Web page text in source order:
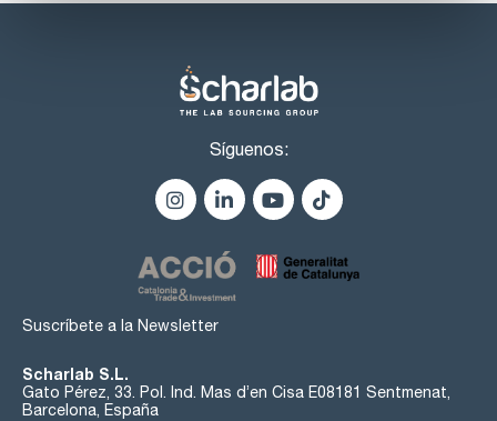
Síguenos:
Suscríbete a la Newsletter
Scharlab S.L.
Gato Pérez, 33. Pol. Ind. Mas d’en Cisa E08181 Sentmenat,
Barcelona, España